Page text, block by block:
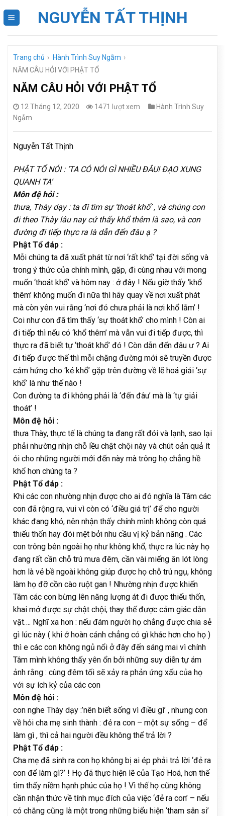
NGUYỄN TẤT THỊNH
Trang chủ › Hành Trình Suy Ngẫm ›
NĂM CÂU HỎI VỚI PHẬT TỔ
NĂM CÂU HỎI VỚI PHẬT TỔ
12 Tháng 12, 2020 1471 lượt xem
Hành Trình Suy
Ngẫm
Nguyễn Tất Thịnh
PHẬT TỔ NÓI : ‘TA CÓ NÓI GÌ NHIỀU ĐÂU! ĐẠO XUNG
QUANH TA’
Môn đệ hỏi :
thưa, Thày dạy : ta đi tìm sự ‘thoát khổ’ , và chúng con
đi theo Thày lâu nay cứ thấy khổ thêm là sao, và con
đường đi tiếp thực ra là dẫn đến đâu ạ ?
Phật Tổ đáp :
Mỗi chúng ta đã xuất phát từ nơi ‘rất khổ’ tại đời sống và
trong ý thức của chính mình, gặp, đi cùng nhau với mong
muốn ‘thoát khổ’ và hôm nay : ở đây ! Nếu giờ thấy ‘khổ
thêm’ không muốn đi nữa thì hãy quay về nơi xuất phát
mà còn yên vui rằng ‘nơi đó chưa phải là nơi khổ lắm’ !
Coi như con đã tìm thấy ‘sự thoát khổ’ cho mình ! Còn ai
đi tiếp thì nếu có ‘khổ thêm’ mà vẫn vui đi tiếp được, thì
thực ra đã biết tự ‘thoát khổ’ đó ! Còn dẫn đến đâu ư ? Ai
đi tiếp được thế thì mỗi chặng đường mới sẽ truyền được
cảm hứng cho ‘kẻ khổ’ gặp trên đường về lẽ hoá giải ‘sự
khổ’ là như thế nào !
Con đường ta đi không phải là ‘đến đâu’ mà là ‘tự giải
thoát’ !
Môn đệ hỏi :
thưa Thày, thực tế là chúng ta đang rất đói và lạnh, sao lại
phải nhường nhịn chỗ lều chật chội này và chút oản quả ít
ỏi cho những người mới đến này mà trông họ chẳng hề
khổ hơn chúng ta ?
Phật Tổ đáp :
Khi các con nhường nhịn được cho ai đó nghĩa là Tâm các
con đã rộng ra, vui vì còn có ‘điều giá trị’ để cho người
khác đang khó, nên nhận thấy chính mình không còn quá
thiếu thốn hay đói mệt bởi nhu cầu vị kỷ bản năng . Các
con trông bên ngoài họ như không khổ, thực ra lúc này họ
đang rất cần chỗ trú mưa đêm, cần vài miếng ăn lót lòng
hơn là vẻ bề ngoài không giúp được họ chỗ trú ngụ, không
làm họ đỡ cồn cào ruột gan ! Nhường nhịn được khiến
Tâm các con bừng lên năng lượng át đi được thiếu thốn,
khai mở được sự chật chội, thay thế được cảm giác dằn
vặt…. Nghĩ xa hơn : nếu đám người họ chẳng được chia sẻ
gì lúc này ( khi ở hoàn cảnh chẳng có gì khác hơn cho họ )
thì e các con không ngủ nổi ở đây đến sáng mai vì chính
Tâm mình không thấy yên ổn bởi những suy diễn tự ám
ảnh rằng : cùng đêm tối sẽ xảy ra phản ứng xấu của họ
với sự ích kỷ của các con
Môn đệ hỏi :
con nghe Thày dạy :’nên biết sống vì điều gì’ , nhưng con
về hỏi cha mẹ sinh thành : đẻ ra con – một sự sống – để
làm gì , thì cả hai người đều không thể trả lời ?
Phật Tổ đáp :
Cha mẹ đã sinh ra con họ không bị ai ép phải trả lời ‘đẻ ra
con để làm gì?’ ! Họ đã thực hiện lẽ của Tạo Hoá, hơn thế
tìm thấy niềm hạnh phúc của họ ! Vì thế họ cũng không
cần nhận thức về tính mục đích của việc ‘đẻ ra con’ – nếu
có chăng cũng là một trong những biểu hiện ‘tham sân si’